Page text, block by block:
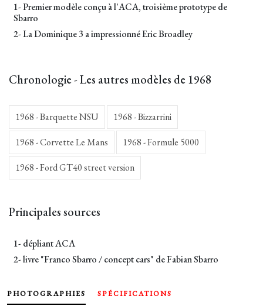
1- Premier modèle conçu à l'ACA, troisième prototype de
Sbarro
2- La Dominique 3 a impressionné Eric Broadley
Chronologie - Les autres modèles de 1968
1968 - Barquette NSU 1968 - Bizzarrini
1968 - Corvette Le Mans 1968 - Formule 5000
1968 - Ford GT40 street version
Principales sources
1- dépliant ACA
2- livre "Franco Sbarro / concept cars" de Fabian Sbarro
PHOTOGRAPHIES SPÉCIFICATIONS